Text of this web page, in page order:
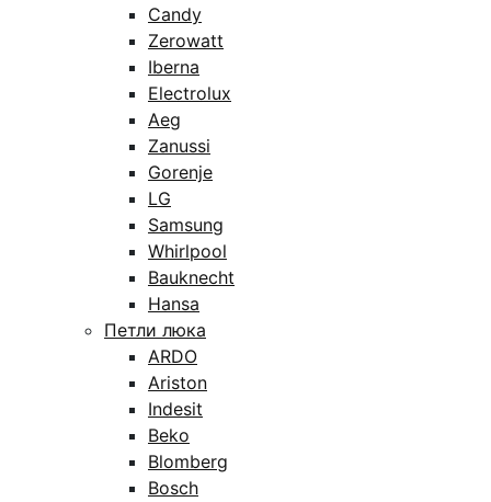
Candy
Zerowatt
Iberna
Electrolux
Aeg
Zanussi
Gorenje
LG
Samsung
Whirlpool
Bauknecht
Hansa
Петли люка
ARDO
Ariston
Indesit
Beko
Blomberg
Bosch